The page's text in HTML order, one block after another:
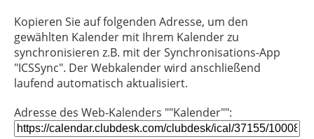
Kopieren Sie auf folgenden Adresse, um den
gewählten Kalender mit Ihrem Kalender zu
synchronisieren z.B. mit der Synchronisations-App
"ICSSync". Der Webkalender wird anschließend
laufend automatisch aktualisiert.
Adresse des Web-Kalenders ""Kalender"":